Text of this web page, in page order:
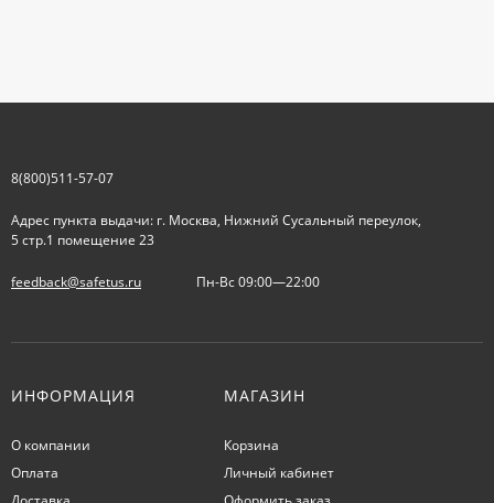
8(800)511-57-07
Адрес пункта выдачи: г. Москва, Нижний Сусальный переулок,
5 стр.1 помещение 23
feedback@safetus.ru Пн-Вс 09:00—22:00
ИНФОРМАЦИЯ
О компании
Оплата
МАГАЗИН
Корзина
Личный кабинет